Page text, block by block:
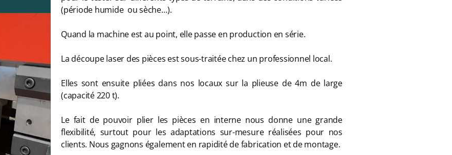
(période humide ou sèche…).
Quand la machine est au point, elle passe en production en série.
La découpe laser des pièces est sous-traitée chez un professionnel local.
Elles sont ensuite pliées dans nos locaux sur la plieuse de 4m de large
(capacité 220 t).
Le fait de pouvoir plier les pièces en interne nous donne une grande
flexibilité, surtout pour les adaptations sur-mesure réalisées pour nos
clients. Nous gagnons également en rapidité de fabrication et de montage.